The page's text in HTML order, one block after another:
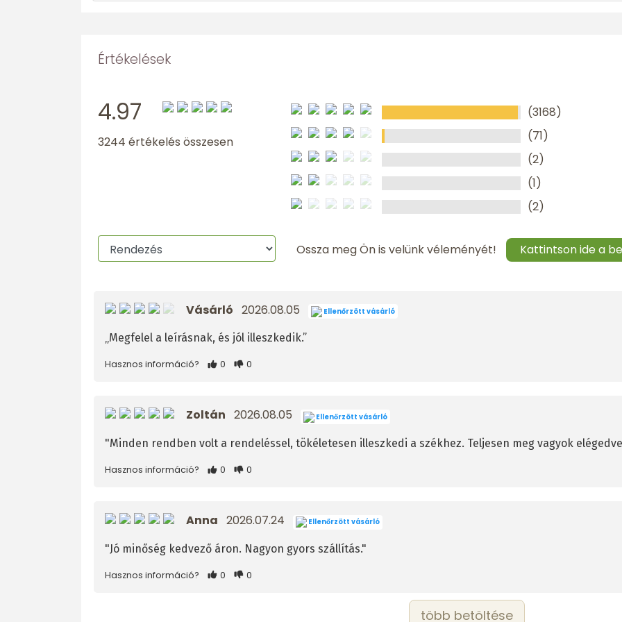
Értékelések
4.97
3244 értékelés összesen
(3168)
(71)
(2)
(1)
(2)
Ossza meg Ön is velünk véleményét! Kattintson ide a
Vásárló 2026.08.05 Ellenőrzött vásárló
„Megfelel a leírásnak, és jól illeszkedik.”
Hasznos információ? 0 0
Zoltán 2026.08.05 Ellenőrzött vásárló
"Minden rendben volt a rendeléssel, tökéletesen illeszkedi a székhez. Teljesen meg vagyok
Hasznos információ? 0 0
Anna 2026.07.24 Ellenőrzött vásárló
"Jó minőség kedvező áron. Nagyon gyors szállítás."
Hasznos információ? 0 0
több betöltése